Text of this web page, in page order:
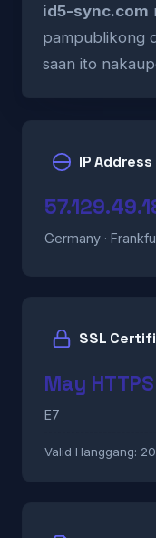
id5-sync.com
pampublikong
saan ito
IP
Germany ·
SSL
May HTTPS
E7
Valid Hanggang: